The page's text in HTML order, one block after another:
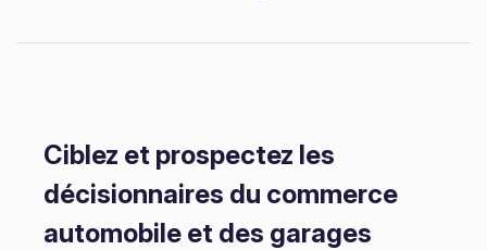
Ciblez et prospectez les
décisionnaires du commerce
automobile et des garages